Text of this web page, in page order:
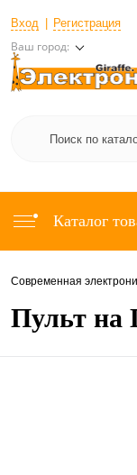
Вход Регистрация
Ваш город:
Каталог
Современная
Пульт на